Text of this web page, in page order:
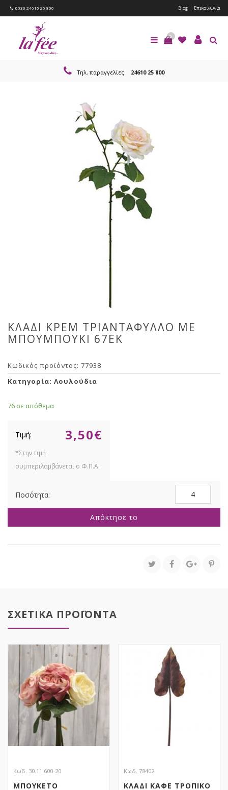
0030 24610 25 800 Blog Επικοινωνία
0
Τηλ. παραγγελίες 24610 25 800
ΚΛΑΔΙ ΚΡΕΜ ΤΡΙΑΝΤΑΦΥΛΛΟ ΜΕ
ΜΠΟΥΜΠΟΥΚΙ 67ΕΚ
Κωδικός προϊόντος: 77938
Κατηγορία: Λουλούδια
76 σε απόθεμα
3,50€
ΚΡΕΜ
ΤΡΙΑΝΤΑΦΥΛΛΟ
ΜΠΟΥΜΠΟΥΚΙ
Απόκτησε το
ΣΧΕΤΙΚΑ ΠΡΟΪΟΝΤΑ
Κωδ. 30.11.600-20
ΜΠΟΥΚΕΤΟ
Κωδ. 78402
ΚΛΑΔΙ ΚΑΦΕ ΤΡΟΠΙΚΟ